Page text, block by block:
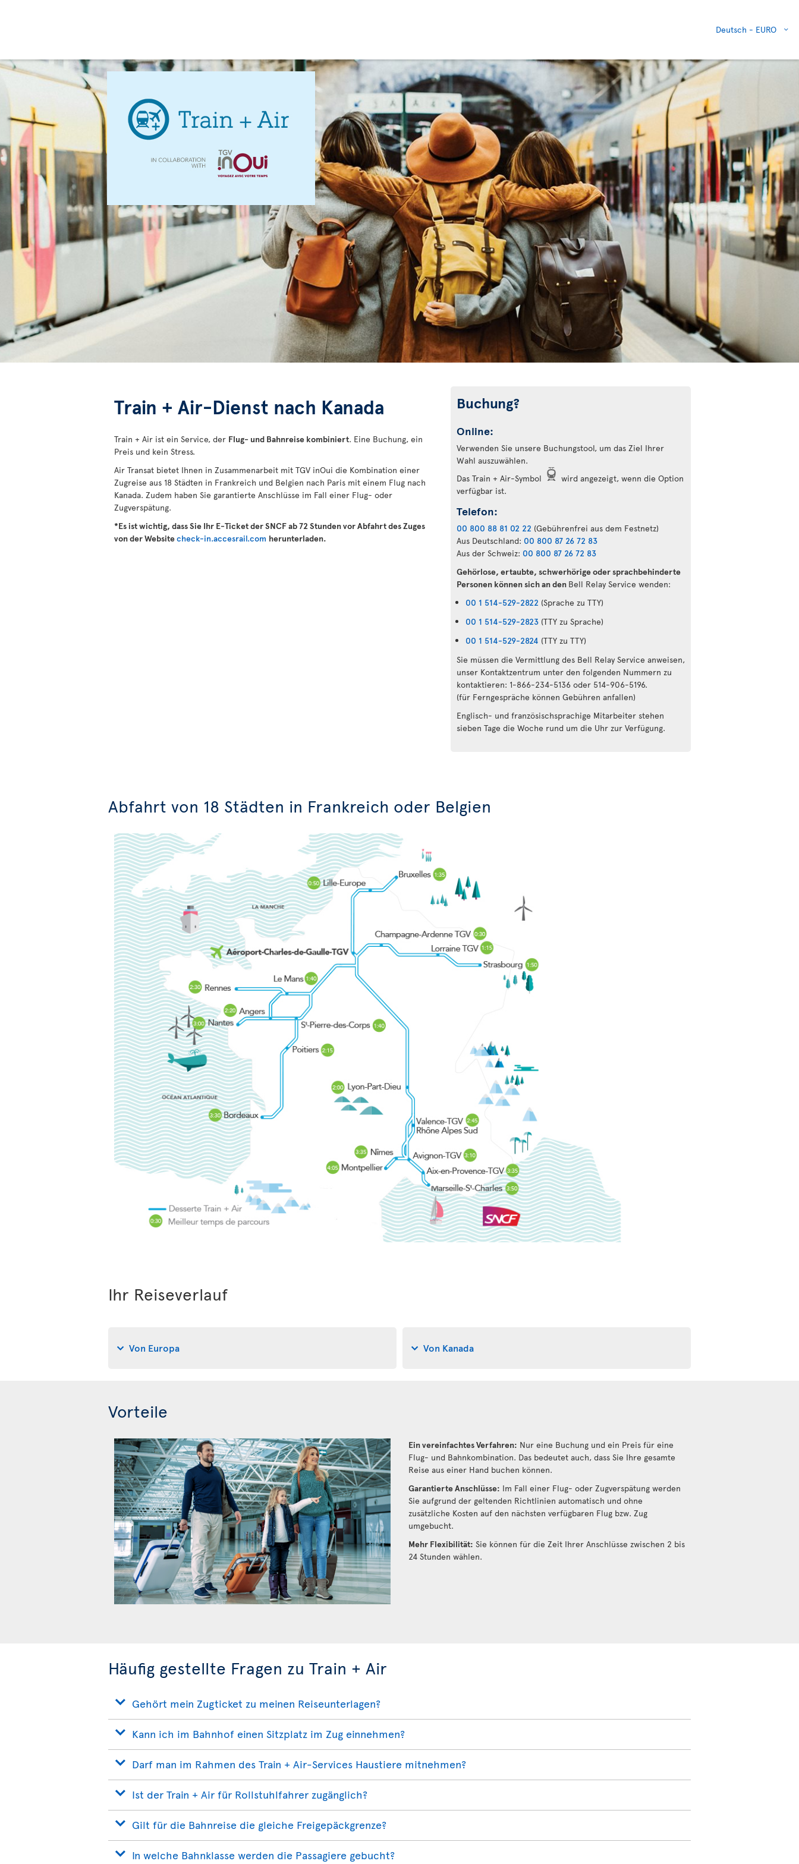
Deutsch - EURO
Train + Air-Dienst nach Kanada
Train + Air ist ein Service, der Flug- und Bahnreise kombiniert. Eine Buchung, ein
Preis und kein Stress.
Air Transat bietet Ihnen in Zusammenarbeit mit TGV inOui die Kombination einer
Zugreise aus 18 Städten in Frankreich und Belgien nach Paris mit einem Flug nach
Kanada. Zudem haben Sie garantierte Anschlüsse im Fall einer Flug- oder
Zugverspätung.
*Es ist wichtig, dass Sie Ihr E-Ticket der SNCF ab 72 Stunden vor Abfahrt des Zuges
von der Websitecheck-in.accesrail.com herunterladen.
Buchung?
Online:
Verwenden Sie unsere Buchungstool, um das Ziel Ihrer
Wahl auszuwählen.
Das Train + Air-Symbol
wird angezeigt, wenn die Option
verfügbar ist.
Telefon:
00 800 88 81 02 22 (Gebührenfrei aus dem Festnetz)
Aus Deutschland: 00 800 87 26 72 83
Aus der Schweiz: 00 800 87 26 72 83
Gehörlose, ertaubte, schwerhörige oder sprachbehinderte
Personen können sich an den Bell Relay Service wenden:
00 1 514-529-2822 (Sprache zu TTY)
00 1 514-529-2823(TTY zu Sprache)
00 1 514-529-2824 (TTY zu TTY)
Sie müssen die Vermittlung des Bell Relay Service anweisen,
unser Kontaktzentrum unter den folgenden Nummern zu
kontaktieren: 1-866-234-5136 oder 514-906-5196.
(für Ferngespräche können Gebühren anfallen)
Englisch- und französischsprachige Mitarbeiter stehen
sieben Tage die Woche rund um die Uhr zur Verfügung.
Abfahrt von 18 Städten in Frankreich oder Belgien
Ihr Reiseverlauf
Von Europa Von Kanada
Vorteile
Ein vereinfachtes Verfahren: Nur eine Buchung und ein Preis für eine
Flug- und Bahnkombination. Das bedeutet auch, dass Sie Ihre gesamte
Reise aus einer Hand buchen können.
Garantierte Anschlüsse: Im Fall einer Flug- oder Zugverspätung werden
Sie aufgrund der geltenden Richtlinien automatisch und ohne
zusätzliche Kosten auf den nächsten verfügbaren Flug bzw. Zug
umgebucht.
Mehr Flexibilität: Sie können für die Zeit Ihrer Anschlüsse zwischen 2 bis
24 Stunden wählen.
Häufig gestellte Fragen zu Train + Air
Gehört mein Zugticket zu meinen Reiseunterlagen?
Kann ich im Bahnhof einen Sitzplatz im Zug einnehmen?
Darf man im Rahmen des Train + Air-Services Haustiere mitnehmen?
Ist der Train + Air für Rollstuhlfahrer zugänglich?
Gilt für die Bahnreise die gleiche Freigepäckgrenze?
In welche Bahnklasse werden die Passagiere gebucht?